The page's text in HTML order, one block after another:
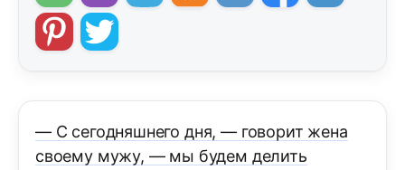
— С сегодняшнего дня, — говорит жена
своему мужу, — мы будем делить